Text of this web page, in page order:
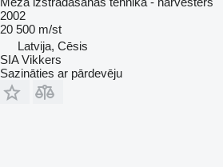
2002
20 500 m/st
Latvija, Cēsis
SIA Vikkers
Sazināties ar pārdevēju